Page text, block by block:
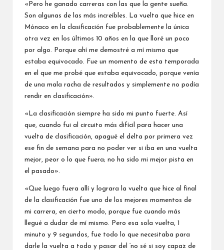
«Pero he ganado carreras con las que la gente sueña.
Son algunas de las más increíbles. La vuelta que hice en
Mónaco en la clasificación fue probablemente la única
otra vez en los últimos 10 años en la que lloré un poco
por algo. Porque ahí me demostré a mí mismo que
estaba equivocado. Fue un momento de esta temporada
en el que me probé que estaba equivocado, porque venía
de una mala racha de resultados y simplemente no podía
rendir en clasificación».
«La clasificación siempre ha sido mi punto fuerte. Así
que, cuando fui al circuito más difícil para hacer una
vuelta de clasificación, apagué el delta por primera vez
ese fin de semana para no poder ver si iba en una vuelta
mejor, peor o lo que fuera; no ha sido mi mejor pista en
el pasado».
«Que luego fuera allí y lograra la vuelta que hice al final
de la clasificación fue uno de los mejores momentos de
mi carrera, en cierto modo, porque fue cuando más
llegué a dudar de mí mismo. Pero esa sola vuelta, 1
minuto y 9 segundos, fue todo lo que necesitaba para
darle la vuelta a todo y pasar del ‘no sé si soy capaz de